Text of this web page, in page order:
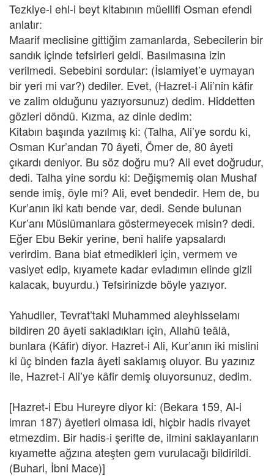
Tezkiye-i ehl-i beyt kitabının müellifi Osman efendi
anlatır:
Maarif meclisine gittiğim zamanlarda, Sebecilerin bir
sandık içinde tefsirleri geldi. Basılmasına izin
verilmedi. Sebebini sordular: (İslamiyet’e uymayan
bir yeri mi var?) dediler. Evet, (Hazret-i Ali’nin kâfir
ve zalim olduğunu yazıyorsunuz) dedim. Hiddetten
gözleri döndü. Kızma, az dinle dedim:
Kitabın başında yazılmış ki: (Talha, Ali’ye sordu ki,
Osman Kur’andan 70 âyeti, Ömer de, 80 âyeti
çıkardı deniyor. Bu söz doğru mu? Ali evet doğrudur,
dedi. Talha yine sordu ki: Değişmemiş olan Mushaf
sende imiş, öyle mi? Ali, evet bendedir. Hem de, bu
Kur’anın iki katı bende var, dedi. Sende bulunan
Kur’anı Müslümanlara göstermeyecek misin? dedi.
Eğer Ebu Bekir yerine, beni halife yapsalardı
verirdim. Bana biat etmedikleri için, vermem ve
vasiyet edip, kıyamete kadar evladımın elinde gizli
kalacak, buyurdu.) Tefsirinizde böyle yazıyor.
Yahudiler, Tevrat’taki Muhammed aleyhisselamı
bildiren 20 âyeti sakladıkları için, Allahü teâlâ,
bunlara (Kâfir) diyor. Hazret-i Ali, Kur’anın iki mislini
ki üç binden fazla âyeti saklamış oluyor. Bu yazınız
ile, Hazret-i Ali’ye kâfir demiş oluyorsunuz, dedim.
[Hazret-i Ebu Hureyre diyor ki: (Bekara 159, Al-i
imran 187) âyetleri olmasa idi, hiçbir hadis rivayet
etmezdim. Bir hadis-i şerifte de, ilmini saklayanların
kıyamette ağzına ateşten gem vurulacağı bildirildi.
(Buhari, İbni Mace)]